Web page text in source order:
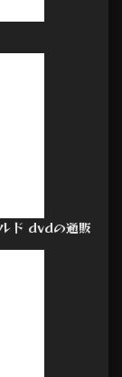
ド dvdの通販